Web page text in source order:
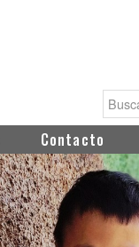
Contacto